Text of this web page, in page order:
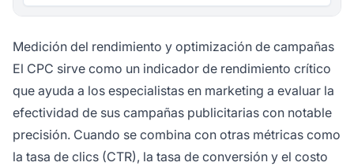
Medición del rendimiento y optimización de campañas
El CPC sirve como un indicador de rendimiento crítico
que ayuda a los especialistas en marketing a evaluar la
efectividad de sus campañas publicitarias con notable
precisión. Cuando se combina con otras métricas como
la tasa de clics (CTR), la tasa de conversión y el costo